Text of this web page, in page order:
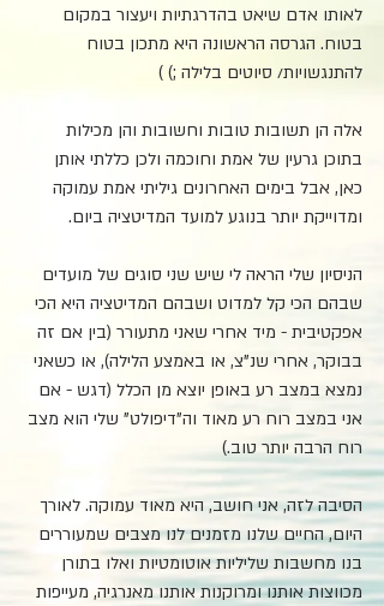
לאותו אדם שיאט בהדרגתיות ויעצור במקום
בטוח. הגרסה הראשונה היא מתכון בטוח
להתנגשויות/ סיוטים בלילה ;) )
אלה הן תשובות טובות וחשובות והן מכילות
בתוכן גרעין של אמת וחוכמה ולכן כללתי אותן
כאן, אבל בימים האחרונים גיליתי אמת עמוקה
ומדוייקת יותר בנוגע למועד המדיטציה ביום.
הניסיון שלי הראה לי שיש שני סוגים של מועדים
שבהם הכי קל למדוט ושבהם המדיטציה היא הכי
אפקטיבית - מיד אחרי שאני מתעורר (בין אם זה
בבוקר, אחרי שנ"צ, או באמצע הלילה), או כשאני
נמצא במצב רע באופן יוצא מן הכלל (דגש - אם
אני במצב רוח רע מאוד וה"דיפולט" שלי הוא מצב
רוח הרבה יותר טוב.)
הסיבה לזה, אני חושב, היא מאוד עמוקה. לאורך
היום, החיים שלנו מזמנים לנו מצבים שמעוררים
בנו מחשבות שליליות אוטומטיות ואלו בתורן
מכווצות אותנו ומרוקנות אותנו מאנרגיה, מעייפות